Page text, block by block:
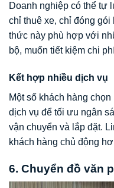
Doanh nghiệp có thể tự
chỉ thuê xe, chỉ đóng
thức này phù hợp với
bộ, muốn tiết kiệm chi
Kết hợp nhiều dịch vụ
Một số khách hàng
dịch vụ để tối ưu ngân
vận chuyển và lắp đặt.
khách hàng chủ động
6. Chuyển đồ văn